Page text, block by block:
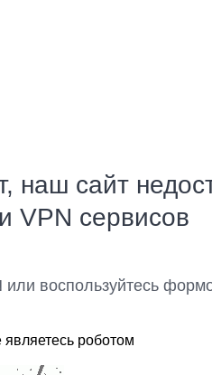
наш сайт
VPN сервисов
воспользуйтесь
роботом